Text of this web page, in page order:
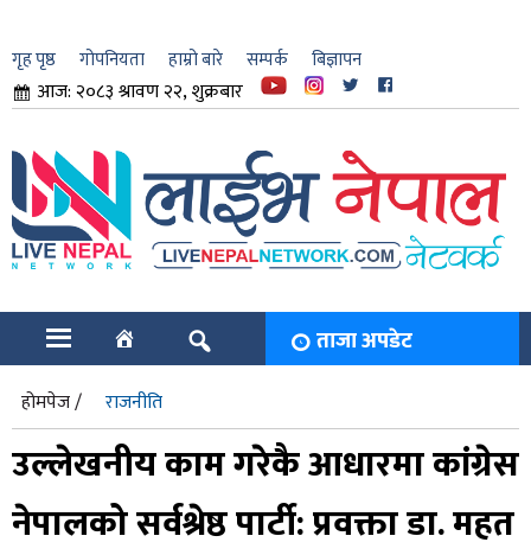
गृह पृष्ठ गोपनियता हाम्रो बारे सम्पर्क बिज्ञापन
आज: २०८३ श्रावण २२, शुक्रबार
ताजा अपडेट
होमपेज / राजनीति
उल्लेखनीय काम गरेकै आधारमा कांग्रेस
नेपालको सर्वश्रेष्ठ पार्टी: प्रवक्ता डा. महत